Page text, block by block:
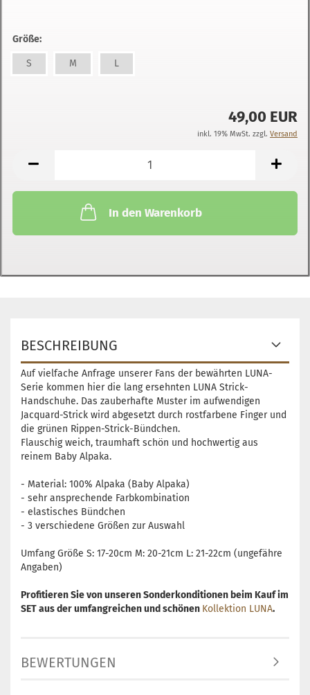
Größe:
S M L
49,00 EUR
inkl. 19% MwSt. zzgl. Versand
In den Warenkorb
BESCHREIBUNG
Auf vielfache Anfrage unserer Fans der bewährten LUNA-
Serie kommen hier die lang ersehnten LUNA Strick-
Handschuhe. Das zauberhafte Muster im aufwendigen
Jacquard-Strick wird abgesetzt durch rostfarbene Finger und
die grünen Rippen-Strick-Bündchen.
Flauschig weich, traumhaft schön und hochwertig aus
reinem Baby Alpaka.
- Material: 100% Alpaka (Baby Alpaka)
- sehr ansprechende Farbkombination
- elastisches Bündchen
- 3 verschiedene Größen zur Auswahl
Umfang Größe S: 17-20cm M: 20-21cm L: 21-22cm (ungefähre
Angaben)
Profitieren Sie von unseren Sonderkonditionen beim Kauf im
SET aus der umfangreichen und schönen Kollektion LUNA.
BEWERTUNGEN